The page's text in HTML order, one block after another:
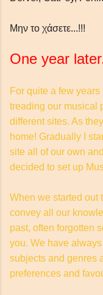
Μην το χάσετε...!!!
One year
For quite a few
treading our musical
different sites. As
home! Gradually I
site all of our own
decided to set up
When we started out
convey all our
past, often forgotten
you. We have
subjects and genres
preferences and
απλές συμβουλές